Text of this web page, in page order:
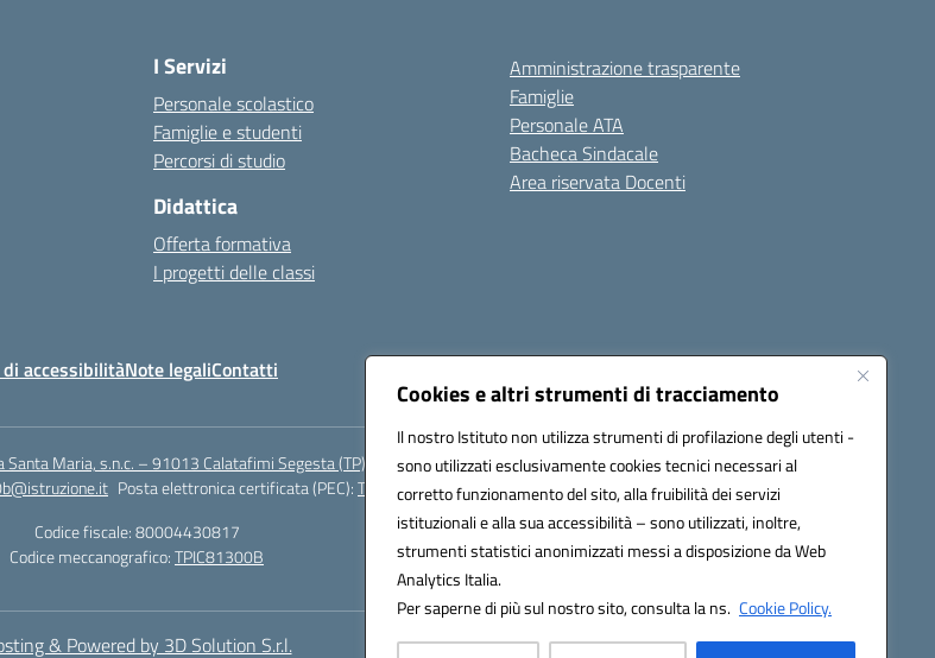
Cookies e altri strumenti di tracciamento
Il nostro Istituto non utilizza strumenti di profilazione degli utenti -
sono utilizzati esclusivamente cookies tecnici necessari al
corretto funzionamento del sito, alla fruibilità dei servizi
istituzionali e alla sua accessibilità – sono utilizzati, inoltre,
strumenti statistici anonimizzati messi a disposizione da Web
Analytics Italia.
Per saperne di più sul nostro sito, consulta la ns. Cookie Policy.
I Servizi
Personale scolastico
Famiglie e studenti
Percorsi di studio
Didattica
Offerta formativa
I progetti delle classi
Amministrazione trasparente
Famiglie
Personale ATA
Bacheca Sindacale
Area riservata Docenti
accessibilitàNote legaliContatti
Santa Maria, s.n.c. – 91013 Calatafimi Segesta (TP)
Posta elettronica certificata (PEC):TPIC81300B@pec.istruzione.it
Codice fiscale: 80004430817
Codice meccanografico:TPIC81300B
& Powered by 3D Solution S.r.l.